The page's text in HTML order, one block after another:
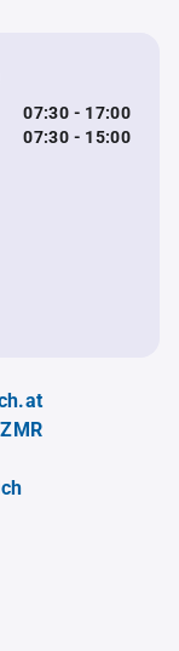
07:30 - 17:00
07:30 - 15:00